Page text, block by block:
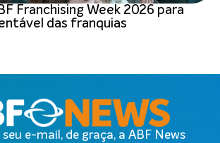
Franchising Week 2026 para
das franquias
seu e-mail, de graça, a ABF News